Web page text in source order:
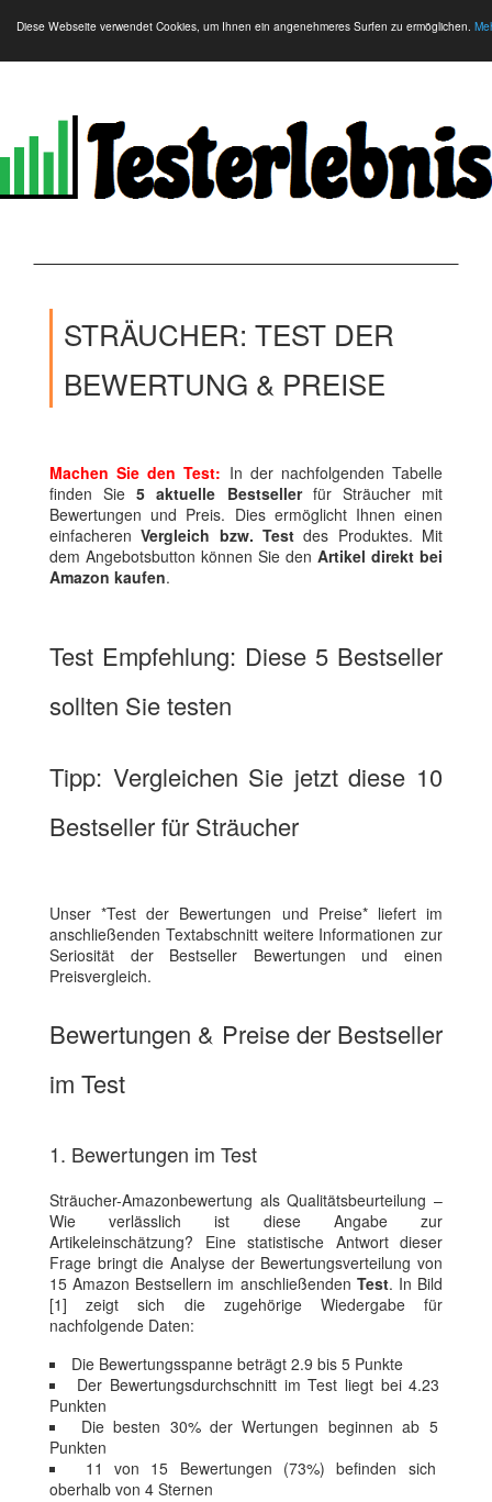
Diese Webseite verwendet Cookies, um Ihnen ein angenehmeres Surfen zu ermöglichen.
STRÄUCHER: TEST DER
BEWERTUNG & PREISE
Machen Sie den Test: In der nachfolgenden Tabelle
finden Sie 5 aktuelle Bestsellerfür Sträucher mit
Bewertungen und Preis. Dies ermöglicht Ihnen einen
einfacherenVergleich bzw. Test des Produktes. Mit
dem Angebotsbutton können Sie den Artikel direkt bei
Amazon kaufen.
Test Empfehlung: Diese 5 Bestseller
sollten Sie testen
Tipp: Vergleichen Sie jetzt diese 10
Bestseller für Sträucher
Unser *Test der Bewertungen und Preise* liefert im
anschließenden Textabschnitt weitere Informationen zur
Seriosität der Bestseller Bewertungen und einen
Preisvergleich.
Bewertungen & Preise der Bestseller
im Test
1. Bewertungen im Test
Sträucher-Amazonbewertung als Qualitätsbeurteilung –
Wie verlässlich ist diese Angabe zur
Artikeleinschätzung? Eine statistische Antwort dieser
Frage bringt die Analyse der Bewertungsverteilung von
15 Amazon Bestsellern im anschließenden Test. In Bild
[1] zeigt sich die zugehörige Wiedergabe für
nachfolgende Daten:
Die Bewertungsspanne beträgt 2.9 bis 5 Punkte
Der Bewertungsdurchschnitt im Test liegt bei 4.23
Punkten
Die besten 30% der Wertungen beginnen ab 5
Punkten
11 von 15 Bewertungen (73%) befinden sich
oberhalb von 4 Sternen